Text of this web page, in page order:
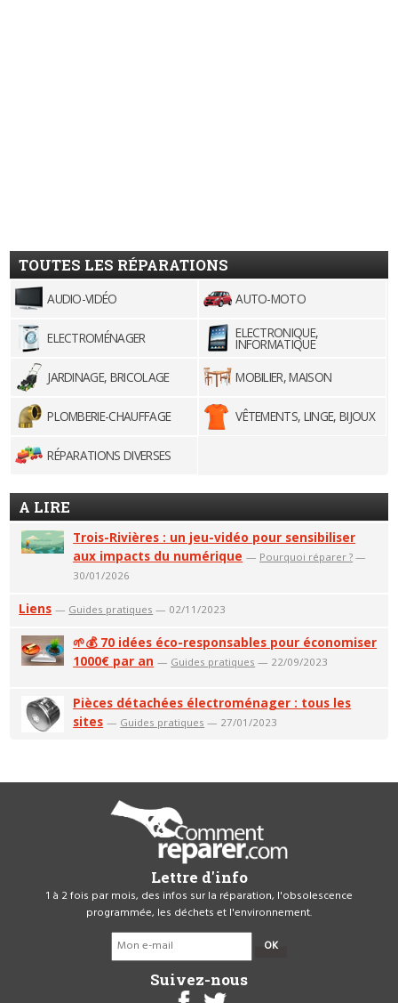
TOUTES LES RÉPARATIONS
AUDIO-VIDÉO AUTO-MOTO
ELECTROMÉNAGER ELECTRONIQUE,
INFORMATIQUE
JARDINAGE, BRICOLAGE
MOBILIER, MAISON
PLOMBERIE-CHAUFFAGE VÊTEMENTS, LINGE, BIJOUX
RÉPARATIONS DIVERSES
A LIRE
Trois-Rivières : un jeu-vidéo pour sensibiliser
aux impacts du numérique — Pourquoi réparer ? —
30/01/2026
Liens — Guides pratiques — 02/11/2023
🌱💰 70 idées éco-responsables pour économiser
1000€ par an — Guides pratiques — 22/09/2023
Pièces détachées électroménager : tous les
sites — Guides pratiques — 27/01/2023
Lettre d'info
1 à 2 fois par mois, des infos sur la réparation, l'obsolescence
programmée, les déchets et l'environnement.
OK
Suivez-nous